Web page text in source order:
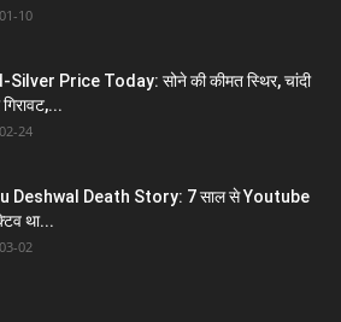
10
Silver Price Today: सोने की कीमत स्थिर, चांदी
24
Deshwal Death Story: 7 साल से Youtube
था...
02